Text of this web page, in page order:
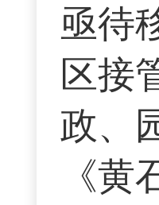
亟待
区接
政、
《